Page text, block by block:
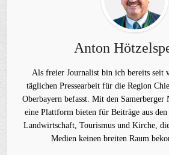
Anton
Als freier Journalist bin ich bereits seit
täglichen Pressearbeit für die Region
Oberbayern befasst. Mit den Samerberger
eine Plattform bieten für Beiträge aus
Landwirtschaft, Tourismus und Kirche,
Medien keinen breiten Raum